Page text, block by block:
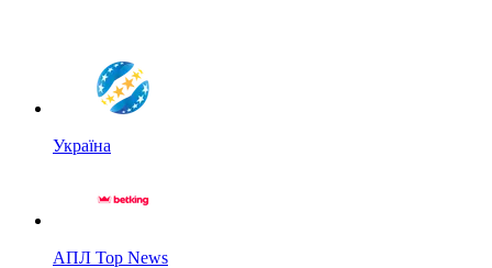
Україна
АПЛ Top News